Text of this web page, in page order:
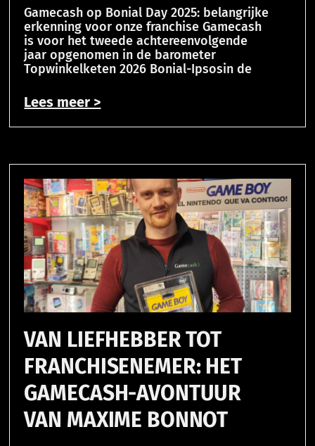
Gamecash op Bonial Day 2025: belangrijke
erkenning voor onze franchise Gamecash
is voor het tweede achtereenvolgende
jaar opgenomen in de barometer
Topwinkelketen 2026 Bonial-Ipsosin de
Lees meer >
VAN LIEFHEBBER TOT
FRANCHISENEMER: HET
GAMECASH-AVONTUUR
VAN MAXIME BONNOT